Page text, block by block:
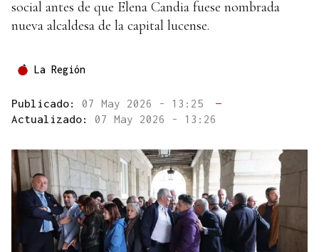
social antes de que Elena Candia fuese nombrada
nueva alcaldesa de la capital lucense.
La Región
Publicado: 07 May 2026 - 13:25
—
Actualizado: 07 May 2026 - 13:26